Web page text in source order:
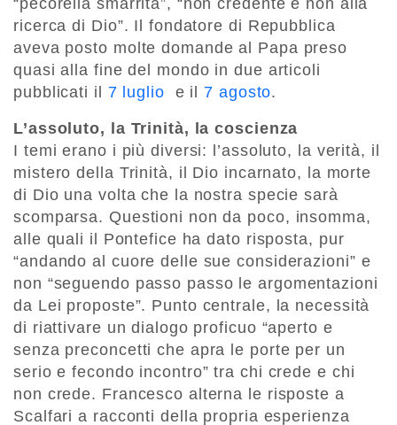
“pecorella smarrita”, “non credente e non alla
ricerca di Dio”. Il fondatore di Repubblica
aveva posto molte domande al Papa preso
quasi alla fine del mondo in due articoli
pubblicati il 7 luglio e il 7 agosto.
L’assoluto, la Trinità, la coscienza
I temi erano i più diversi: l’assoluto, la verità, il
mistero della Trinità, il Dio incarnato, la morte
di Dio una volta che la nostra specie sarà
scomparsa. Questioni non da poco, insomma,
alle quali il Pontefice ha dato risposta, pur
“andando al cuore delle sue considerazioni” e
non “seguendo passo passo le argomentazioni
da Lei proposte”. Punto centrale, la necessità
di riattivare un dialogo proficuo “aperto e
senza preconcetti che apra le porte per un
serio e fecondo incontro” tra chi crede e chi
non crede. Francesco alterna le risposte a
Scalfari a racconti della propria esperienza